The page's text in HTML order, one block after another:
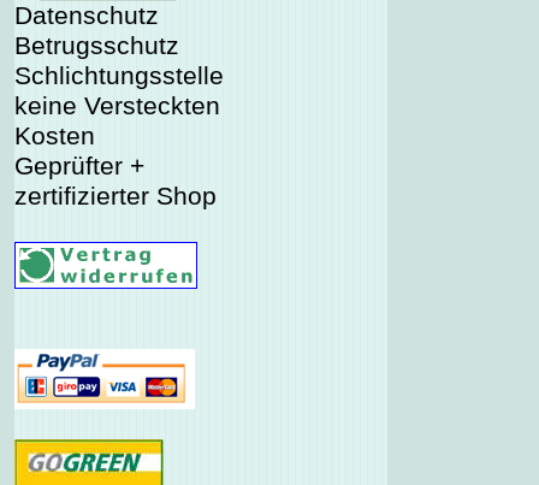
Datenschutz
Betrugsschutz
Schlichtungsstelle
keine Versteckten
Kosten
Geprüfter +
zertifizierter Shop